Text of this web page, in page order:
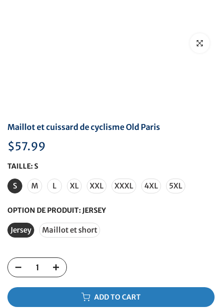
Cliquez
Maillot et cuissard de cyclisme Old Paris
$57.99
TAILLE:S
S M L XL XXL XXXL 4XL 5XL
OPTION DE PRODUIT: JERSEY
Jersey Maillot et short
ADD TO CART